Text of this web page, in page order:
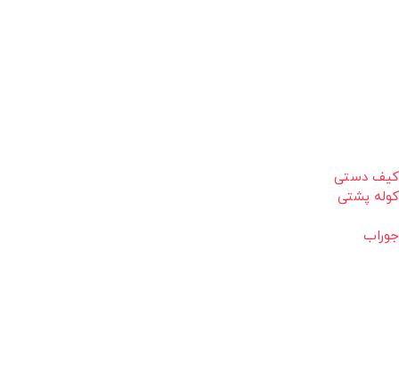
کیف دستی
کوله پشتی
جوراب